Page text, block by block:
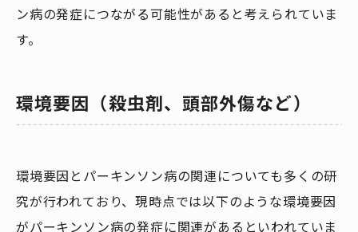
ン病の発症につながる可能性があると考えられていま
す。
環境要因（殺虫剤、頭部外傷など）
環境要因とパーキンソン病の関連についても多くの研
究が行われており、現時点では以下のような環境要因
がパーキンソン病の発症に関連があるといわれていま